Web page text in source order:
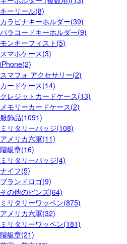
キーリール(8)
カラビナキーホルダー(39)
パラコードキーホルダー(9)
モンキーフィスト(5)
スマホケース(3)
iPhone(2)
スマフォ アクセサリー(2)
カードケース(14)
クレジットカードケース(13)
メモリーカードケース(2)
服飾品(1091)
ミリタリーバッジ(108)
アメリカ六軍(11)
階級章(16)
ミリタリーバッジ(4)
ナイフ(5)
ブランドロゴ(9)
その他のピンズ(64)
ミリタリーワッペン(875)
アメリカ六軍(32)
ミリタリーワッペン(181)
階級章(21)